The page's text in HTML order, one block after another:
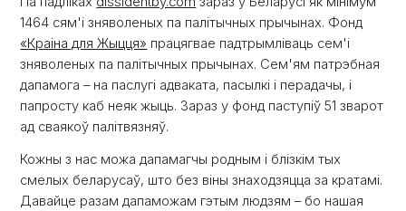
1464 сям'і зняволеных па палітычных прычынах. Фонд
«Краіна для Жыцця» працягвае падтрымліваць сем'і
зняволеных па палітычных прычынах. Сем'ям патрэбная
дапамога – на паслугі адваката, пасылкі і перадачы, і
папросту каб неяк жыць. Зараз у фонд паступіў 51 зварот
ад сваякоў палітвязняў.
Кожны з нас можа дапамагчы родным і блізкім тых
смелых беларусаў, што без віны знаходзяцца за кратамі.
Давайце разам дапаможам гэтым людзям – бо нашая